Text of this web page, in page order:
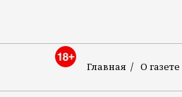
Главная О газете